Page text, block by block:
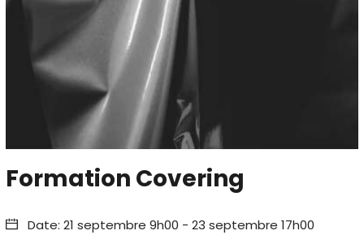
Formation Covering
Date: 21 septembre 9h00 -23 septembre 17h00